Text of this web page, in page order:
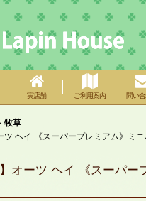
実店舗 ご利用案内 問い
牧草
ツ ヘイ 《スーパープレミアム》ミニ
オーツ ヘイ 《スーパー